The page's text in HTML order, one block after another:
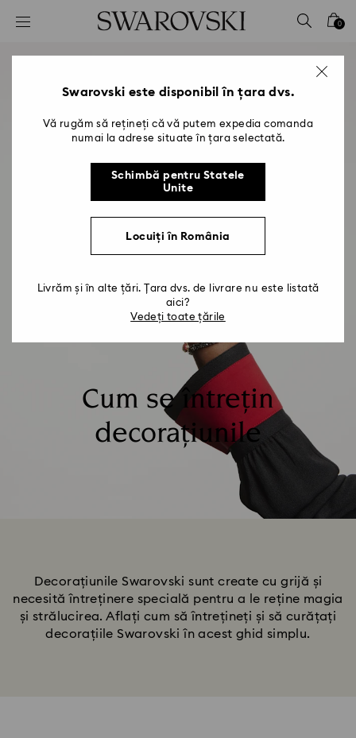
Accesskeys list
2 - Subsol
0
Cum se întrețin
decorațiunile
Decorațiunile Swarovski sunt create cu grijă și
necesită întreținere specială pentru a le reține magia
și strălucirea. Aflați cum să întrețineți și să curățați
decorațiile Swarovski în acest ghid simplu.
Swarovski este disponibil în țara dvs.
Vă rugăm să rețineți că vă putem expedia comanda
numai la adrese situate în țara selectată.
Schimbă pentru Statele
Unite
Locuiți în România
Livrăm și în alte țări. Țara dvs. de livrare nu este listată
aici?
Vedeți toate țările